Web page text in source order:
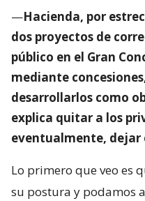
—Hacienda, por
dos proyectos de
público en el Gran
mediante
desarrollarlos como
explica quitar a los
eventualmente, dejar
Lo primero que veo es
su postura y podamos